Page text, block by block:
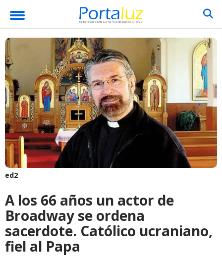
ed2
A los 66 años un actor de
Broadway se ordena
sacerdote. Católico ucraniano,
fiel al Papa